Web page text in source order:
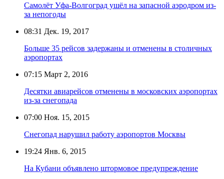
Самолёт Уфа-Волгоград ушёл на запасной аэродром из-
за непогоды
08:31 Дек. 19, 2017
Больше 35 рейсов задержаны и отменены в столичных
аэропортах
07:15 Март 2, 2016
Десятки авиарейсов отменены в московских аэропортах
из-за снегопада
07:00 Ноя. 15, 2015
Снегопад нарушил работу аэропортов Москвы
19:24 Янв. 6, 2015
На Кубани объявлено штормовое предупреждение